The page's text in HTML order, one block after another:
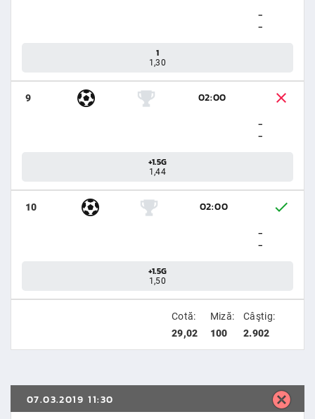
-
-
1
1,30
9
02:00
-
-
+1.5G
1,44
10
02:00
-
-
+1.5G
1,50
Cotă:
29,02
Miză:
100
Câştig:
2.902
07.03.2019 11:30